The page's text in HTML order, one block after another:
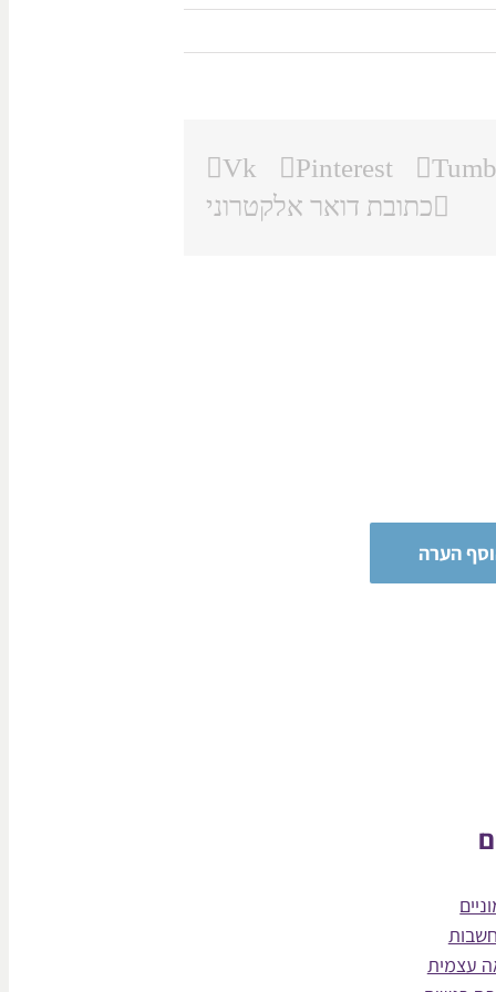
Pinterest
Vk
כתובת דואר אלקטרוני
עצמית